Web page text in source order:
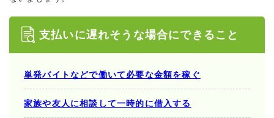
支払いに遅れそうな場合にできること
単発バイトなどで働いて必要な金額を稼ぐ
家族や友人に相談して一時的に借入する